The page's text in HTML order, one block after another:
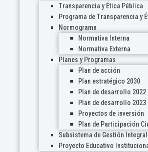
Transparencia y Ética Pública
Programa de Transparencia y
Normograma
Normativa Interna
Normativa Externa
Planes y Programas
Plan de acción
Plan estratégico 2030
Plan de desarrollo 2022
Plan de desarrollo 2023
Proyectos de inversión
Plan de Participación
Subsistema de Gestión Integral
Proyecto Educativo